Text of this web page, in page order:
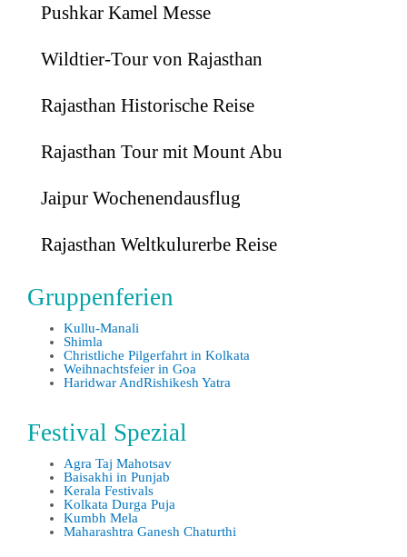
Pushkar Kamel Messe
Wildtier-Tour von Rajasthan
Rajasthan Historische Reise
Rajasthan Tour mit Mount Abu
Jaipur Wochenendausflug
Rajasthan Weltkulurerbe Reise
Gruppenferien
Kullu-Manali
Shimla
Christliche Pilgerfahrt in Kolkata
Weihnachtsfeier in Goa
Haridwar AndRishikesh Yatra
Festival Spezial
Agra Taj Mahotsav
Baisakhi in Punjab
Kerala Festivals
Kolkata Durga Puja
Kumbh Mela
Maharashtra Ganesh Chaturthi